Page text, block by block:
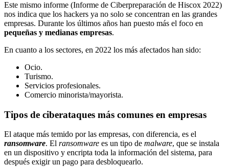
Este mismo informe (Informe de Ciberpreparación de Hiscox 2022)
nos indica que los hackers ya no solo se concentran en las grandes
empresas. Durante los últimos años han puesto más el foco en
pequeñas y medianas empresas.
En cuanto a los sectores, en 2022 los más afectados han sido:
Ocio.
Turismo.
Servicios profesionales.
Comercio minorista/mayorista.
Tipos de ciberataques más comunes en empresas
El ataque más temido por las empresas, con diferencia, es el
ransomware. El ransomware es un tipo de malware, que se instala
en un dispositivo y encripta toda la información del sistema, para
después exigir un pago para desbloquearlo.